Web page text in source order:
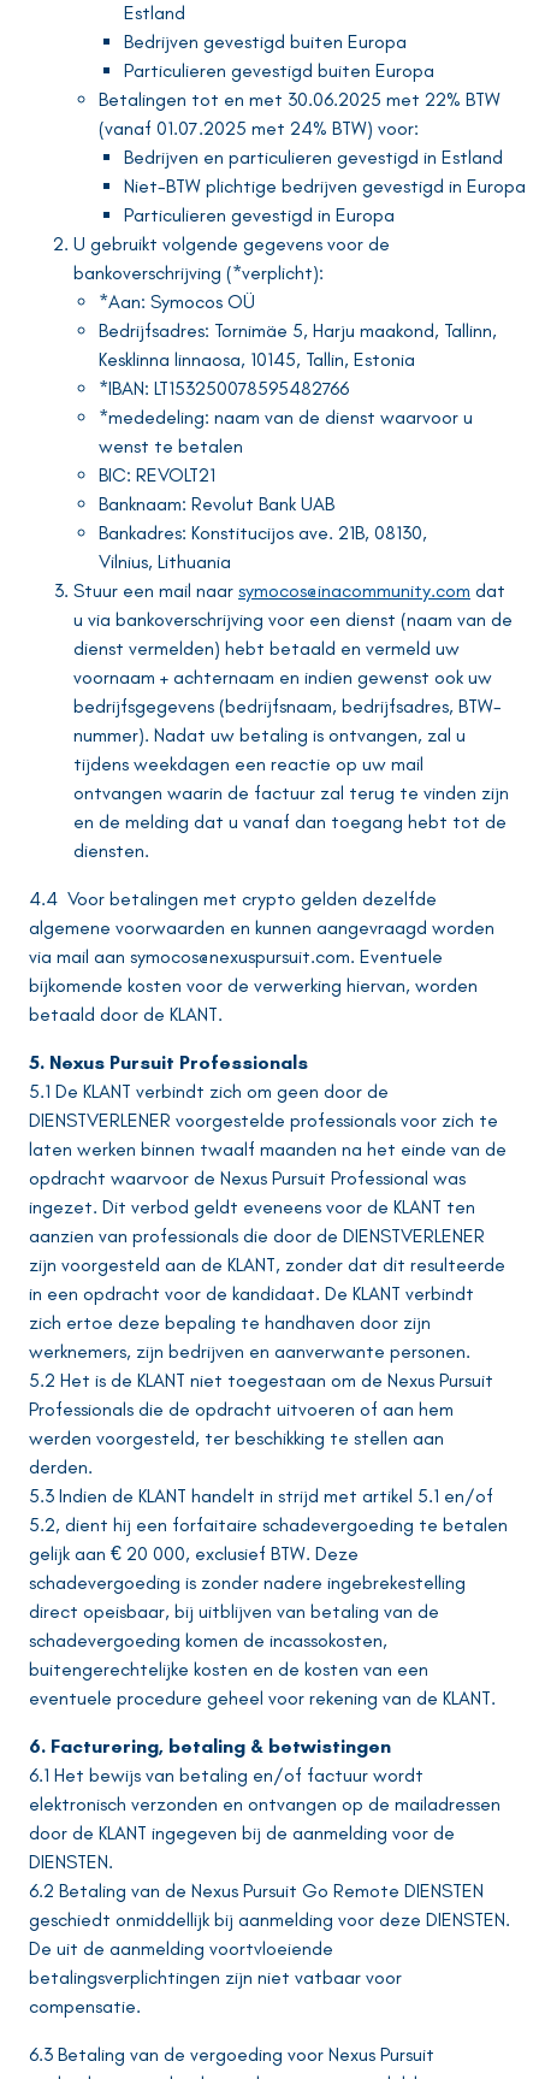
Estland
Bedrijven gevestigd buiten Europa
Particulieren gevestigd buiten Europa
Betalingen tot en met 30.06.2025 met 22% BTW
(vanaf 01.07.2025 met 24% BTW) voor:
Bedrijven en particulieren gevestigd in Estland
Niet-BTW plichtige bedrijven gevestigd in Europa
Particulieren gevestigd in Europa
U gebruikt volgende gegevens voor de
bankoverschrijving (*verplicht):
*Aan: Symocos OÜ
Bedrijfsadres: Tornimäe 5, Harju maakond, Tallinn,
Kesklinna linnaosa, 10145, Tallin, Estonia
*IBAN: LT153250078595482766
*mededeling: naam van de dienst waarvoor u
wenst te betalen
BIC: REVOLT21
Banknaam: Revolut Bank UAB
Bankadres: Konstitucijos ave. 21B, 08130,
Vilnius, Lithuania
Stuur een mail naar symocos@inacommunity.com dat
u via bankoverschrijving voor een dienst (naam van de
dienst vermelden) hebt betaald en vermeld uw
voornaam + achternaam en indien gewenst ook uw
bedrijfsgegevens (bedrijfsnaam, bedrijfsadres, BTW-
nummer). Nadat uw betaling is ontvangen, zal u
tijdens weekdagen een reactie op uw mail
ontvangen waarin de factuur zal terug te vinden zijn
en de melding dat u vanaf dan toegang hebt tot de
diensten.
4.4 Voor betalingen met crypto gelden dezelfde
algemene voorwaarden en kunnen aangevraagd worden
via mail aan symocos@nexuspursuit.com. Eventuele
bijkomende kosten voor de verwerking hiervan, worden
betaald door de KLANT.
5. Nexus Pursuit Professionals
5.1 De KLANT verbindt zich om geen door de
DIENSTVERLENER voorgestelde professionals voor zich te
laten werken binnen twaalf maanden na het einde van de
opdracht waarvoor de Nexus Pursuit Professional was
ingezet. Dit verbod geldt eveneens voor de KLANT ten
aanzien van professionals die door de DIENSTVERLENER
zijn voorgesteld aan de KLANT, zonder dat dit resulteerde
in een opdracht voor de kandidaat. De KLANT verbindt
zich ertoe deze bepaling te handhaven door zijn
werknemers, zijn bedrijven en aanverwante personen.
5.2 Het is de KLANT niet toegestaan om de Nexus Pursuit
Professionals die de opdracht uitvoeren of aan hem
werden voorgesteld, ter beschikking te stellen aan
derden.
5.3 Indien de KLANT handelt in strijd met artikel 5.1 en/of
5.2, dient hij een forfaitaire schadevergoeding te betalen
gelijk aan € 20 000, exclusief BTW. Deze
schadevergoeding is zonder nadere ingebrekestelling
direct opeisbaar, bij uitblijven van betaling van de
schadevergoeding komen de incassokosten,
buitengerechtelijke kosten en de kosten van een
eventuele procedure geheel voor rekening van de KLANT.
6. Facturering, betaling & betwistingen
6.1 Het bewijs van betaling en/of factuur wordt
elektronisch verzonden en ontvangen op de mailadressen
door de KLANT ingegeven bij de aanmelding voor de
DIENSTEN.
6.2 Betaling van de Nexus Pursuit Go Remote DIENSTEN
geschiedt onmiddellijk bij aanmelding voor deze DIENSTEN.
De uit de aanmelding voortvloeiende
betalingsverplichtingen zijn niet vatbaar voor
compensatie.
6.3 Betaling van de vergoeding voor Nexus Pursuit